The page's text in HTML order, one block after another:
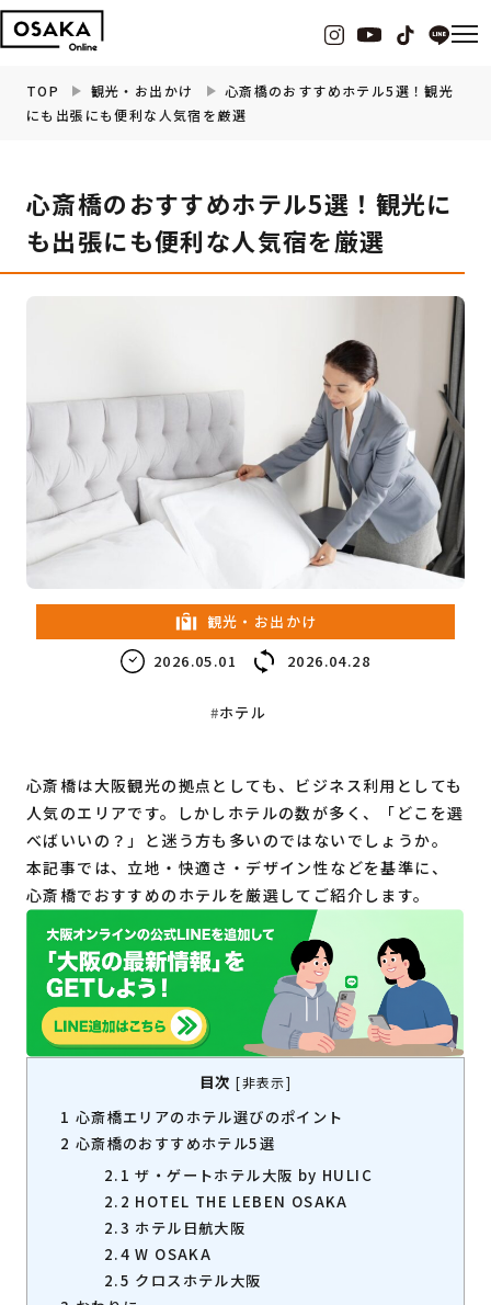
観光・お出かけ
イベント
フィットネス
暮らし
教育・子育て
TOP 観光・お出かけ
心斎橋のおすすめホテル5選！観光
にも出張にも便利な人気宿を厳選
心斎橋のおすすめホテル5選！観光に
も出張にも便利な人気宿を厳選
観光・お出かけ
2026.05.01
2026.04.28
ホテル
心斎橋は大阪観光の拠点としても、ビジネス利用としても
人気のエリアです。しかしホテルの数が多く、「どこを選
べばいいの？」と迷う方も多いのではないでしょうか。
本記事では、立地・快適さ・デザイン性などを基準に、
心斎橋でおすすめのホテルを厳選してご紹介します。
目次 [非表示]
1 心斎橋エリアのホテル選びのポイント
2 心斎橋のおすすめホテル5選
2.1 ザ・ゲートホテル大阪 by HULIC
2.2 HOTEL THE LEBEN OSAKA
2.3 ホテル日航大阪
2.4 W OSAKA
2.5 クロスホテル大阪